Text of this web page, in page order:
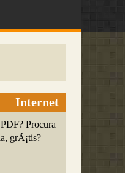
Internet
Procura
grÃ¡tis?